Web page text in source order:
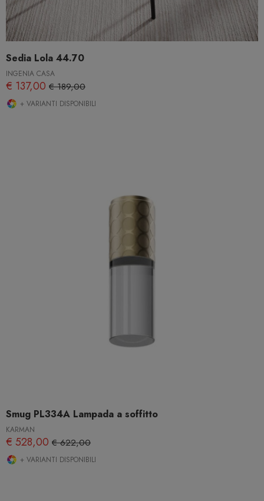
Sedia Lola 44.70
INGENIA CASA
€ 137,00 € 189,00
+ VARIANTI DISPONIBILI
Smug PL334A Lampada a soffitto
KARMAN
€ 528,00 € 622,00
+ VARIANTI DISPONIBILI